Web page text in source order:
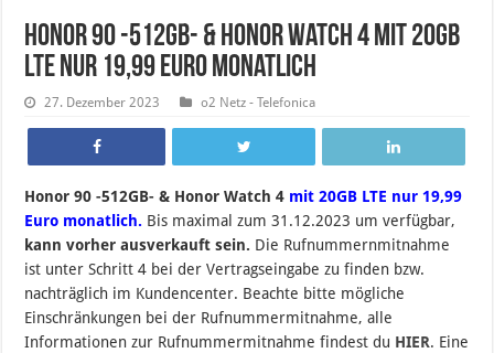
Honor 90 -512GB- & Honor Watch 4 mit 20GB
LTE nur 19,99 Euro monatlich
27. Dezember 2023 o2 Netz - Telefonica
Honor 90 -512GB- & Honor Watch 4 mit 20GB LTE nur 19,99
Euro monatlich. Bis maximal zum 31.12.2023 um verfügbar,
kann vorher ausverkauft sein. Die Rufnummernmitnahme
ist unter Schritt 4 bei der Vertragseingabe zu finden bzw.
nachträglich im Kundencenter. Beachte bitte mögliche
Einschränkungen bei der Rufnummermitnahme, alle
Informationen zur Rufnummermitnahme findest du HIER. Eine